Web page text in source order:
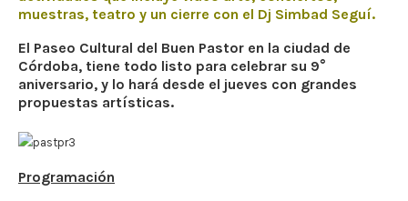
muestras, teatro y un cierre con el Dj Simbad Seguí.
El Paseo Cultural del Buen Pastor en la ciudad de
Córdoba, tiene todo listo para celebrar su 9°
aniversario, y lo hará desde el jueves con grandes
propuestas artísticas.
Programación